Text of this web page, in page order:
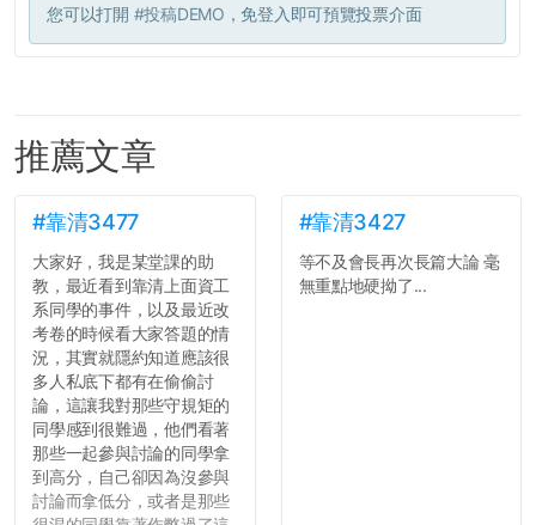
您可以打開 #投稿DEMO ，免登入即可預覽投票介面
推薦文章
#靠清3477
大家好，我是某堂課的助
教，最近看到靠清上面資工
系同學的事件，以及最近改
考卷的時候看大家答題的情
況，其實就隱約知道應該很
多人私底下都有在偷偷討
論，這讓我對那些守規矩的
同學感到很難過，他們看著
那些一起參與討論的同學拿
到高分，自己卻因為沒參與
討論而拿低分，或者是那些
#靠清3427
等不及會長再次長篇大論 毫
無重點地硬拗了...